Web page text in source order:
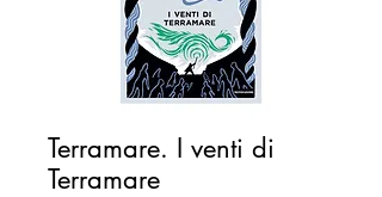
Terramare. I venti di
Terramare